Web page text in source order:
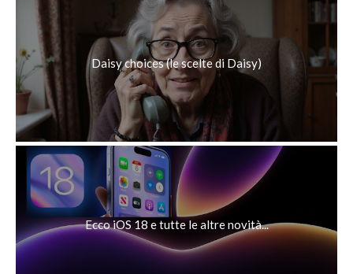
Daisy choices (le scelte di Daisy)
Ecco iOS 18 e tutte le altre novità...